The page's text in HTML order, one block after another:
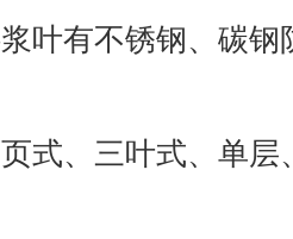
叶有不锈钢、碳钢
式、三叶式、单